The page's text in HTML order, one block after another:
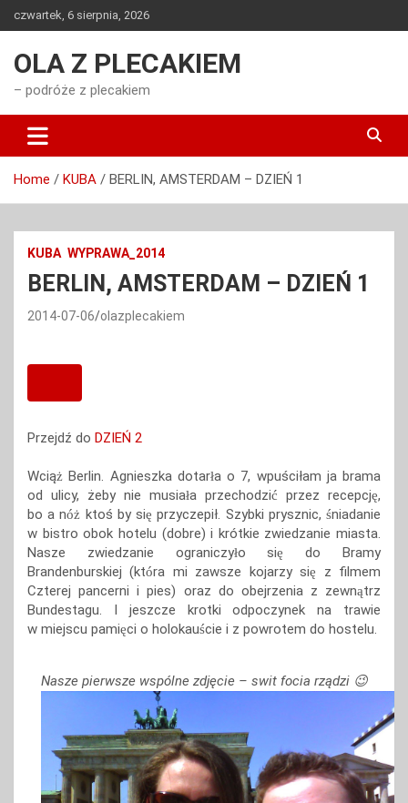
to
czwartek, 6 sierpnia, 2026
OLA Z PLECAKIEM
– podróże z plecakiem
Home KUBA BERLIN, AMSTERDAM – DZIEŃ 1
KUBA WYPRAWA_2014
BERLIN, AMSTERDAM – DZIEŃ 1
2014-07-06 olazplecakiem
Przejdź do DZIEŃ 2
Wciąż Berlin. Agnieszka dotarła o 7, wpuściłam ja brama
od ulicy, żeby nie musiała przechodzić przez recepcję,
bo a nóż ktoś by się przyczepił. Szybki prysznic,śniadanie
w bistro obok hotelu (dobre) i krótkie zwiedzanie miasta.
Nasze zwiedzanie ograniczyło się
do Bramy
Brandenburskiej (która mi zawsze kojarzy się
z filmem
Czterej pancerni i pies) oraz do obejrzenia z zewnątrz
Bundestagu. I jeszcze krotki odpoczynek na trawie
w miejscu pamięci o holokauście i z powrotem do hostelu.
Nasze pierwsze wspólne zdjęcie – swit focia rządzi 😉